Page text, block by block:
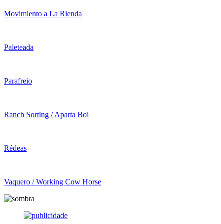
Movimiento a La Rienda
Paleteada
Parafreio
Ranch Sorting / Aparta Boi
Rédeas
Vaquero / Working Cow Horse